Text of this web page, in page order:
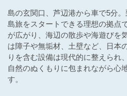
島の玄関口、芦辺港から車で5分
島旅をスタートできる理想の拠点
が広がり、海辺の散歩や海遊びを
は障子や無垢材、土壁など、日本
りを含む設備は現代的に整えられ
自然のぬくもりに包まれながら心
す。